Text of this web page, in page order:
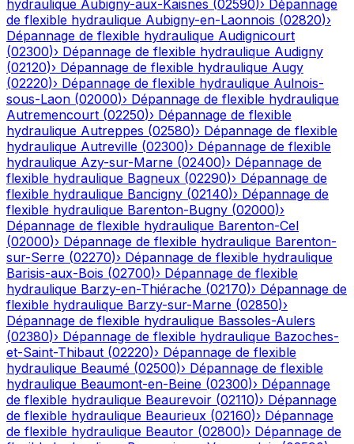
hydraulique Aubigny-aux-Kaisnes (02590)› Dépannage
de flexible hydraulique Aubigny-en-Laonnois (02820)›
Dépannage de flexible hydraulique Audignicourt
(02300)› Dépannage de flexible hydraulique Audigny
(02120)› Dépannage de flexible hydraulique Augy
(02220)› Dépannage de flexible hydraulique Aulnois-
sous-Laon (02000)› Dépannage de flexible hydraulique
Autremencourt (02250)› Dépannage de flexible
hydraulique Autreppes (02580)› Dépannage de flexible
hydraulique Autreville (02300)› Dépannage de flexible
hydraulique Azy-sur-Marne (02400)› Dépannage de
flexible hydraulique Bagneux (02290)› Dépannage de
flexible hydraulique Bancigny (02140)› Dépannage de
flexible hydraulique Barenton-Bugny (02000)›
Dépannage de flexible hydraulique Barenton-Cel
(02000)› Dépannage de flexible hydraulique Barenton-
sur-Serre (02270)› Dépannage de flexible hydraulique
Barisis-aux-Bois (02700)› Dépannage de flexible
hydraulique Barzy-en-Thiérache (02170)› Dépannage de
flexible hydraulique Barzy-sur-Marne (02850)›
Dépannage de flexible hydraulique Bassoles-Aulers
(02380)› Dépannage de flexible hydraulique Bazoches-
et-Saint-Thibaut (02220)› Dépannage de flexible
hydraulique Beaumé (02500)› Dépannage de flexible
hydraulique Beaumont-en-Beine (02300)› Dépannage
de flexible hydraulique Beaurevoir (02110)› Dépannage
de flexible hydraulique Beaurieux (02160)› Dépannage
de flexible hydraulique Beautor (02800)› Dépannage de